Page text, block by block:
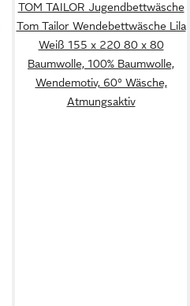
TOM TAILOR Jugendbettwäsche
Tom Tailor Wendebettwäsche Lila
Weiß 155 x 220 80 x 80
Baumwolle, 100% Baumwolle,
Wendemotiv, 60° Wäsche,
Atmungsaktiv